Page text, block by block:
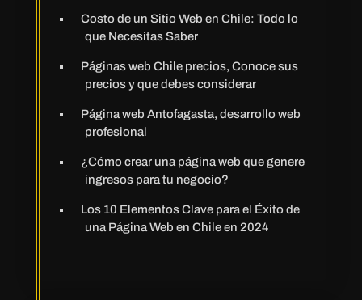
Costo de un Sitio Web en Chile: Todo lo
que Necesitas Saber
Páginas web Chile precios, Conoce sus
precios y que debes considerar
Página web Antofagasta, desarrollo web
profesional
¿Cómo crear una página web que genere
ingresos para tu negocio?
Los 10 Elementos Clave para el Éxito de
una Página Web en Chile en 2024